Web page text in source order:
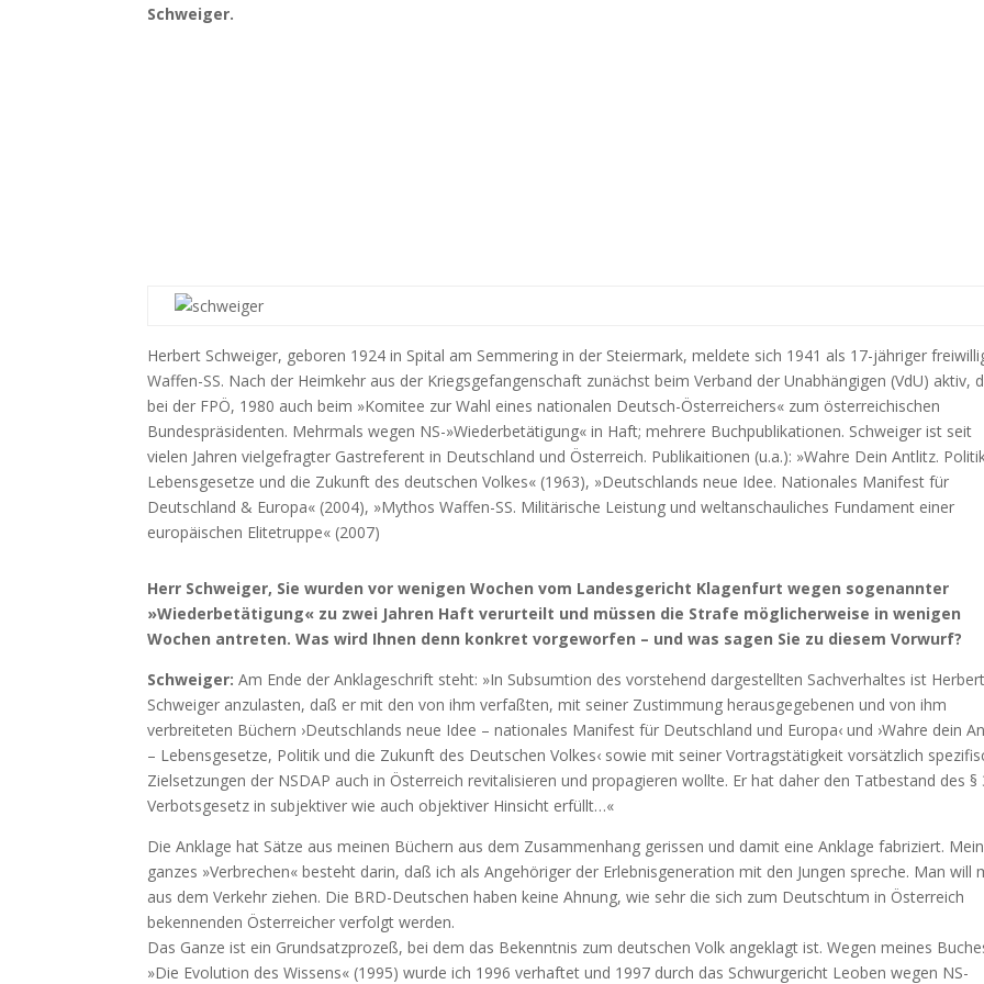
Schweiger.
Herbert Schweiger, geboren 1924 in Spital am Semmering in der Steiermark, meldete sich 1941 als 17-jähriger
Waffen-SS. Nach der Heimkehr aus der Kriegsgefangenschaft zunächst beim Verband der Unabhängigen (VdU) aktiv,
bei der FPÖ, 1980 auch beim »Komitee zur Wahl eines nationalen Deutsch-Österreichers« zum österreichischen
Bundespräsidenten. Mehrmals wegen NS-»Wiederbetätigung« in Haft; mehrere Buchpublikationen. Schweiger ist seit
vielen Jahren vielgefragter Gastreferent in Deutschland und Österreich. Publikaitionen (u.a.): »Wahre Dein Antlitz.
Lebensgesetze und die Zukunft des deutschen Volkes« (1963), »Deutschlands neue Idee. Nationales Manifest für
Deutschland & Europa« (2004), »Mythos Waffen-SS. Militärische Leistung und weltanschauliches Fundament einer
europäischen Elitetruppe« (2007)
Herr Schweiger, Sie wurden vor wenigen Wochen vom Landesgericht Klagenfurt wegen sogenannter
»Wiederbetätigung« zu zwei Jahren Haft verurteilt und müssen die Strafe möglicherweise in wenigen
Wochen antreten. Was wird Ihnen denn konkret vorgeworfen – und was sagen Sie zu diesem Vorwurf?
Schweiger: Am Ende der Anklageschrift steht: »In Subsumtion des vorstehend dargestellten Sachverhaltes ist Herbert
Schweiger anzulasten, daß er mit den von ihm verfaßten, mit seiner Zustimmung herausgegebenen und von ihm
verbreiteten Büchern ›Deutschlands neue Idee – nationales Manifest für Deutschland und Europa‹ und ›Wahre dein
– Lebensgesetze, Politik und die Zukunft des Deutschen Volkes‹ sowie mit seiner Vortragstätigkeit vorsätzlich
Zielsetzungen der NSDAP auch in Österreich revitalisieren und propagieren wollte. Er hat daher den Tatbestand des §
Verbotsgesetz in subjektiver wie auch objektiver Hinsicht erfüllt…«
Die Anklage hat Sätze aus meinen Büchern aus dem Zusammenhang gerissen und damit eine Anklage fabriziert. Mein
ganzes »Verbrechen« besteht darin, daß ich als Angehöriger der Erlebnisgeneration mit den Jungen spreche. Man will
aus dem Verkehr ziehen. Die BRD-Deutschen haben keine Ahnung, wie sehr die sich zum Deutschtum in Österreich
bekennenden Österreicher verfolgt werden.
Das Ganze ist ein Grundsatzprozeß, bei dem das Bekenntnis zum deutschen Volk angeklagt ist. Wegen meines
»Die Evolution des Wissens« (1995) wurde ich 1996 verhaftet und 1997 durch das Schwurgericht Leoben wegen NS-